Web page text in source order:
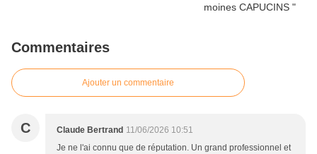
Commentaires
Ajouter un commentaire
C Claude Bertrand 11/06/2026 10:51
Je ne l'ai connu que de réputation. Un grand professionnel et